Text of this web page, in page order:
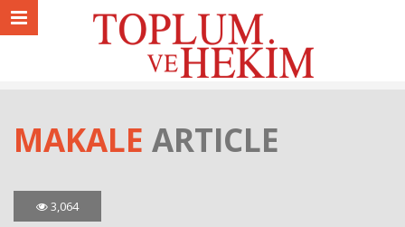
MAKALE ARTICLE
3,064